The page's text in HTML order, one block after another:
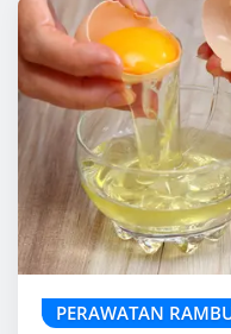
PERAWATAN